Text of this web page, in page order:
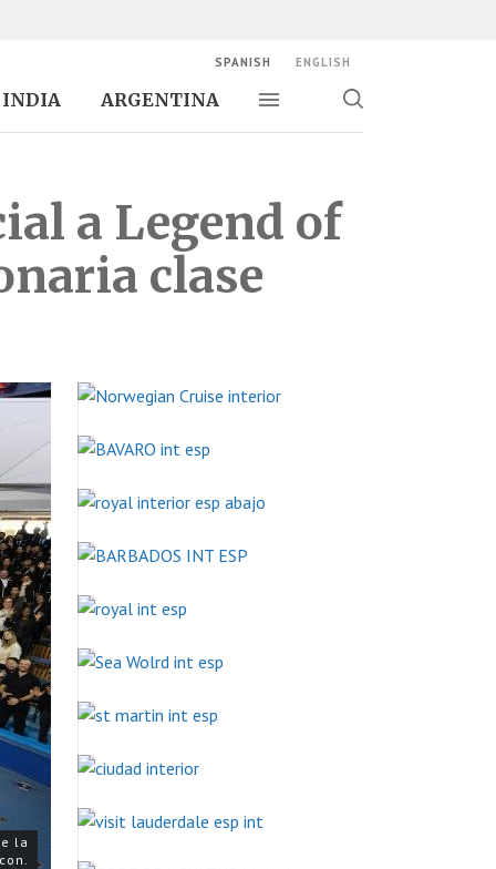
INDIA ARGENTINA
Alternar navegación
Alternar
SPANISH ENGLISH
a Legend of
clase
la